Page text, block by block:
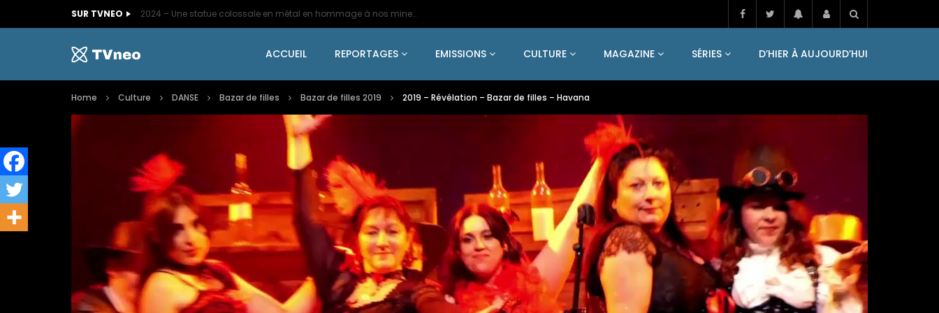
SUR TVNEO 2024 – Une statue colossale en métal en hommage à nos mineurs de fer
ACCUEIL REPORTAGES EMISSIONS CULTURE MAGAZINE SÉRIES D’HIER À AUJOURD’HUI
Home Culture DANSE Bazar de filles Bazar de filles 2019 2019 – Révélation – Bazar de filles – Havana